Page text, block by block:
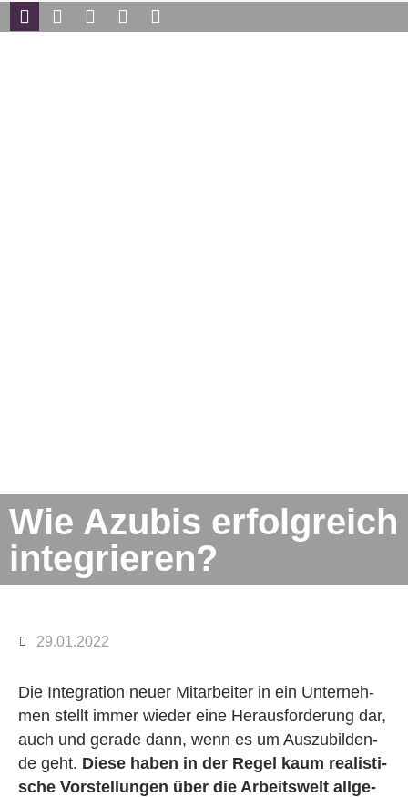
Wie Azu­bis er­folg­reich
in­te­grie­ren?
29.01.2022
Die In­te­gra­ti­on neuer Mit­ar­bei­ter in ein Un­ter­neh­
men stellt immer wie­der eine Her­aus­for­de­rung dar,
auch und ge­ra­de dann, wenn es um Aus­zu­bil­den­
de geht. Diese haben in der Regel kaum rea­lis­ti­
sche Vor­stel­lun­gen über die Ar­beits­welt all­ge­